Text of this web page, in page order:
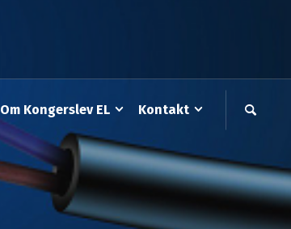
Om Kongerslev EL Kontakt